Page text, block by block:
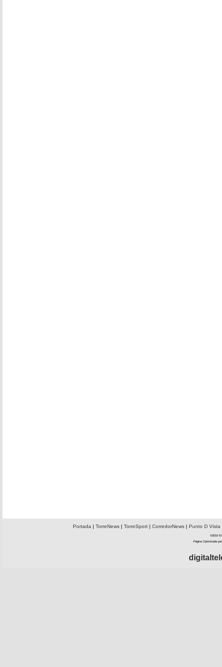
Portada | TorreNews| TorreSport| CorredorNews| Punto D Vista
©2010 El
Página Optimizada